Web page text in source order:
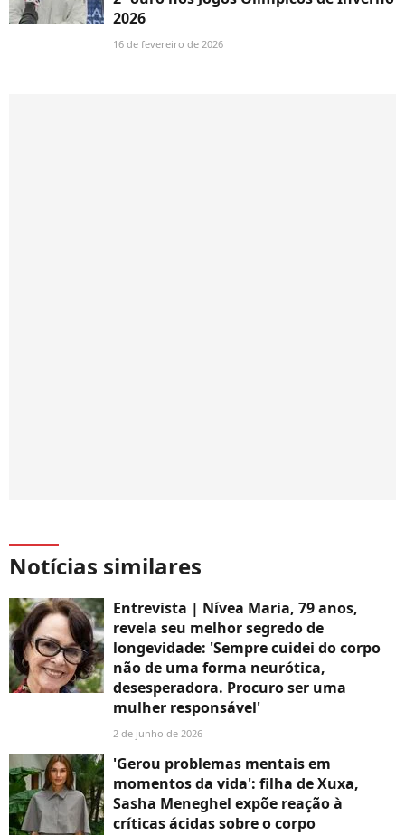
2026
16 de fevereiro de 2026
Notícias similares
Entrevista | Nívea Maria, 79 anos,
revela seu melhor segredo de
longevidade: 'Sempre cuidei do corpo
não de uma forma neurótica,
desesperadora. Procuro ser uma
mulher responsável'
2 de junho de 2026
'Gerou problemas mentais em
momentos da vida': filha de Xuxa,
Sasha Meneghel expõe reação à
críticas ácidas sobre o corpo